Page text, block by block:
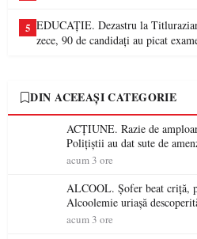
5 EDUCAȚIE. Dezastru la
zece, 90 de candidați au picat
DIN ACEEAȘI CATEGORIE
ACȚIUNE. Razie de
Polițiștii au dat sute de
permis într-o singură zi
acum 3 ore
ALCOOL. Șofer beat criță,
Alcoolemie uriașă
acum 3 ore